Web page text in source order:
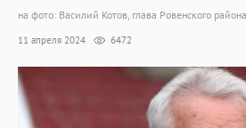
на фото: Василий Котов, глава Ровенского района
11 апреля 2024 6472